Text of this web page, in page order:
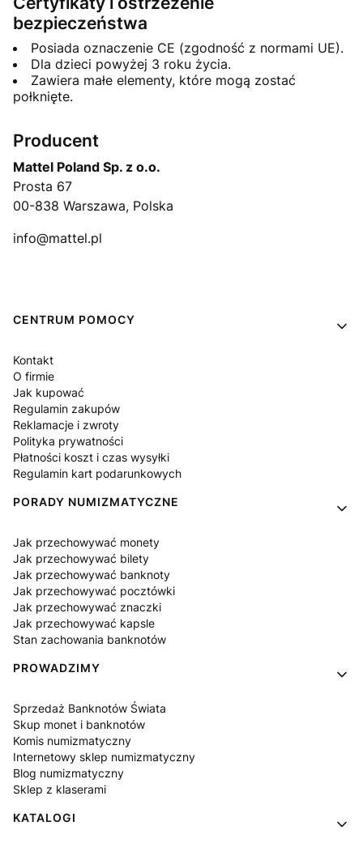
bezpieczeństwa
Posiada oznaczenie CE (zgodność z normami UE).
Dla dzieci powyżej 3 roku życia.
Zawiera małe elementy, które mogą zostać
połknięte.
Producent
Mattel Poland Sp. z o.o.
Prosta 67
00-838 Warszawa, Polska
info@mattel.pl
Linki w stopce
CENTRUM POMOCY
Kontakt
O firmie
Jak kupować
Regulamin zakupów
Reklamacje i zwroty
Polityka prywatności
Płatności koszt i czas wysyłki
Regulamin kart podarunkowych
PORADY NUMIZMATYCZNE
Jak przechowywać monety
Jak przechowywać bilety
Jak przechowywać banknoty
Jak przechowywać pocztówki
Jak przechowywać znaczki
Jak przechowywać kapsle
Stan zachowania banknotów
PROWADZIMY
Sprzedaż Banknotów Świata
Skup monet i banknotów
Komis numizmatyczny
Internetowy sklep numizmatyczny
Blog numizmatyczny
Sklep z klaserami
KATALOGI